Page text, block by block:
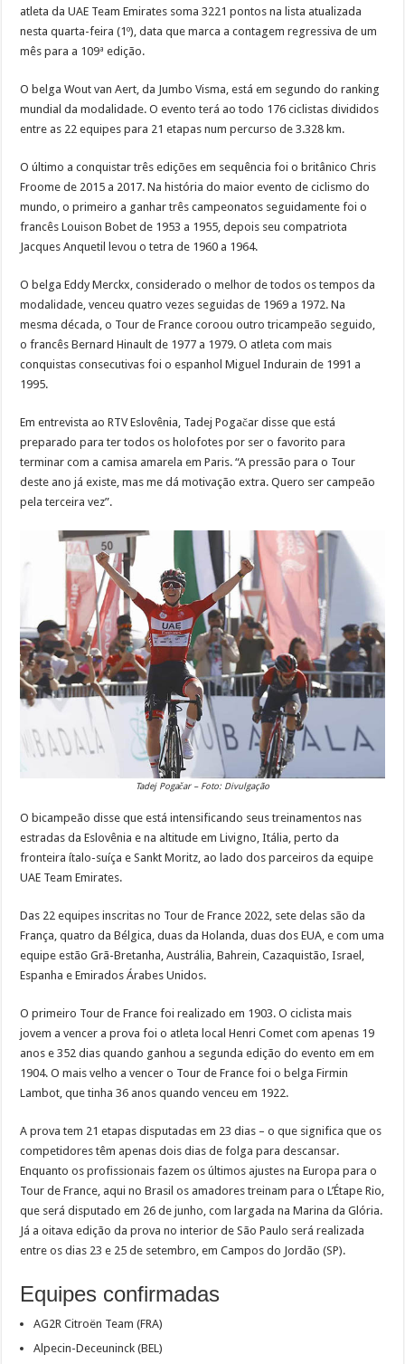
atleta da UAE Team Emirates soma 3221 pontos na lista atualizada
nesta quarta-feira (1º), data que marca a contagem regressiva de um
mês para a 109ª edição.
O belga Wout van Aert, da Jumbo Visma, está em segundo do ranking
mundial da modalidade. O evento terá ao todo 176 ciclistas divididos
entre as 22 equipes para 21 etapas num percurso de 3.328 km.
O último a conquistar três edições em sequência foi o britânico Chris
Froome de 2015 a 2017. Na história do maior evento de ciclismo do
mundo, o primeiro a ganhar três campeonatos seguidamente foi o
francês Louison Bobet de 1953 a 1955, depois seu compatriota
Jacques Anquetil levou o tetra de 1960 a 1964.
O belga Eddy Merckx, considerado o melhor de todos os tempos da
modalidade, venceu quatro vezes seguidas de 1969 a 1972. Na
mesma década, o Tour de France coroou outro tricampeão seguido,
o francês Bernard Hinault de 1977 a 1979. O atleta com mais
conquistas consecutivas foi o espanhol Miguel Indurain de 1991 a
1995.
Em entrevista ao RTV Eslovênia, Tadej Pogačar disse que está
preparado para ter todos os holofotes por ser o favorito para
terminar com a camisa amarela em Paris. “A pressão para o Tour
deste ano já existe, mas me dá motivação extra. Quero ser campeão
pela terceira vez”.
Tadej Pogačar – Foto: Divulgação
O bicampeão disse que está intensificando seus treinamentos nas
estradas da Eslovênia e na altitude em Livigno, Itália, perto da
fronteira ítalo-suíça e Sankt Moritz, ao lado dos parceiros da equipe
UAE Team Emirates.
Das 22 equipes inscritas no Tour de France 2022, sete delas são da
França, quatro da Bélgica, duas da Holanda, duas dos EUA, e com uma
equipe estão Grã-Bretanha, Austrália, Bahrein, Cazaquistão, Israel,
Espanha e Emirados Árabes Unidos.
O primeiro Tour de France foi realizado em 1903. O ciclista mais
jovem a vencer a prova foi o atleta local Henri Comet com apenas 19
anos e 352 dias quando ganhou a segunda edição do evento em em
1904. O mais velho a vencer o Tour de France foi o belga Firmin
Lambot, que tinha 36 anos quando venceu em 1922.
A prova tem 21 etapas disputadas em 23 dias – o que significa que os
competidores têm apenas dois dias de folga para descansar.
Enquanto os profissionais fazem os últimos ajustes na Europa para o
Tour de France, aqui no Brasil os amadores treinam para o L’Étape Rio,
que será disputado em 26 de junho, com largada na Marina da Glória.
Já a oitava edição da prova no interior de São Paulo será realizada
entre os dias 23 e 25 de setembro, em Campos do Jordão (SP).
Equipes confirmadas
AG2R Citroën Team (FRA)
Alpecin-Deceuninck (BEL)